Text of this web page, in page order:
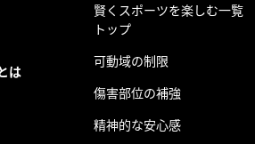
は
賢くスポーツを楽しむ一覧
トップ
可動域の制限
傷害部位の補強
精神的な安心感